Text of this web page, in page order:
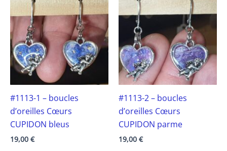
#1113-1 – boucles
d’oreilles Cœurs
CUPIDON bleus
19,00 €
#1113-2 – boucles
d’oreilles Cœurs
CUPIDON parme
19,00 €